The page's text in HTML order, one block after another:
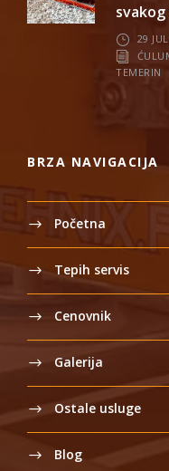
29
TEMERIN
BRZA NAVIGACIJA
Početna
Tepih servis
Cenovnik
Galerija
Ostale usluge
Blog